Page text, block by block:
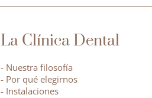
La Clínica Dental
- Nuestra filosofía
- Por qué elegirnos
- Instalaciones